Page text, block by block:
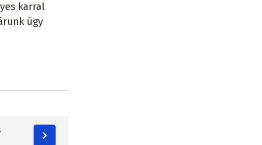
karral
úgy